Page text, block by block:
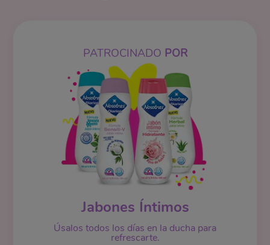
PATROCINADO POR
Jabones Íntimos
Úsalos todos los días en la ducha para
refrescarte.